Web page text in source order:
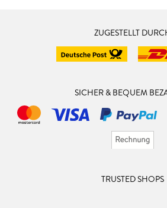
ZUGESTELLT
SICHER & BEQUEM
TRUSTED SHOPS